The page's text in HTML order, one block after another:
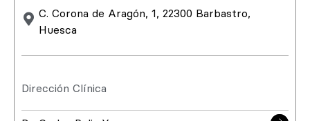
C. Corona de Aragón, 1, 22300 Barbastro,
Huesca
Dirección Clínica